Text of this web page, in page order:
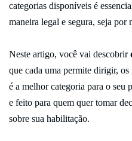
categorias disponíveis é
maneira legal e segura, seja por
Neste artigo, você vai descobrir
que cada uma permite dirigir,
é a melhor categoria para o
e feito para quem quer tomar
sobre sua habilitação.